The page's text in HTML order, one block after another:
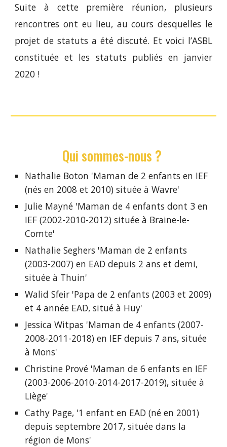
Suite à cette première réunion, plusieurs
rencontres ont eu lieu, au cours desquelles le
projet de statuts a été discuté. Et voici l’ASBL
constituée et les statuts publiés en janvier
2020 !
Qui sommes-nous ?
Nathalie Boton 'Maman de 2 enfants en IEF
(nés en 2008 et 2010) située à Wavre'
Julie Mayné 'Maman de 4 enfants dont 3 en
IEF (2002-2010-2012) située à Braine-le-
Comte'
Nathalie Seghers 'Maman de 2 enfants
(2003-2007) en EAD depuis 2 ans et demi,
située à Thuin'
Walid Sfeir 'Papa de 2 enfants (2003 et 2009)
et 4 année EAD, situé à Huy'
Jessica Witpas 'Maman de 4 enfants (2007-
2008-2011-2018) en IEF depuis 7 ans, située
à Mons'
Christine Prové 'Maman de 6 enfants en IEF
(2003-2006-2010-2014-2017-2019), située à
Liège'
Cathy Page, '1 enfant en EAD (né en 2001)
depuis septembre 2017,
région de Mons'